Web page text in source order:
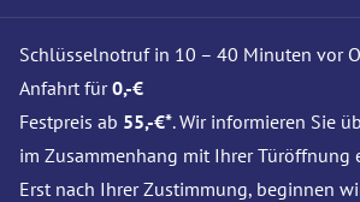
Schlüsselnotruf in 10 – 40 Minuten vor
Anfahrt für0,-€
Festpreis ab 55,-€*. Wir informieren Sie
im Zusammenhang mit Ihrer Türöffnung
Erst nach Ihrer Zustimmung, beginnen